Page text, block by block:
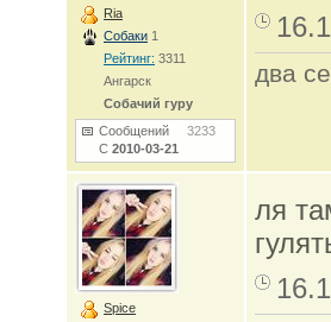
Ria
Собаки 1
Рейтинг: 3311
Ангарск
Собачий гуру
Сообщений 3233
С 2010-03-21
два
Spice
ля